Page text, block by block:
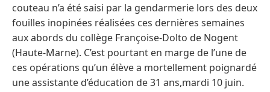
couteau n’a été saisi par la gendarmerie lors des deux
fouilles inopinées réalisées ces dernières semaines
aux abords du collège Françoise-Dolto de Nogent
(Haute-Marne). C’est pourtant en marge de l’une de
ces opérations qu’un élève a mortellement poignardé
une assistante d’éducation de 31 ans,mardi 10 juin.